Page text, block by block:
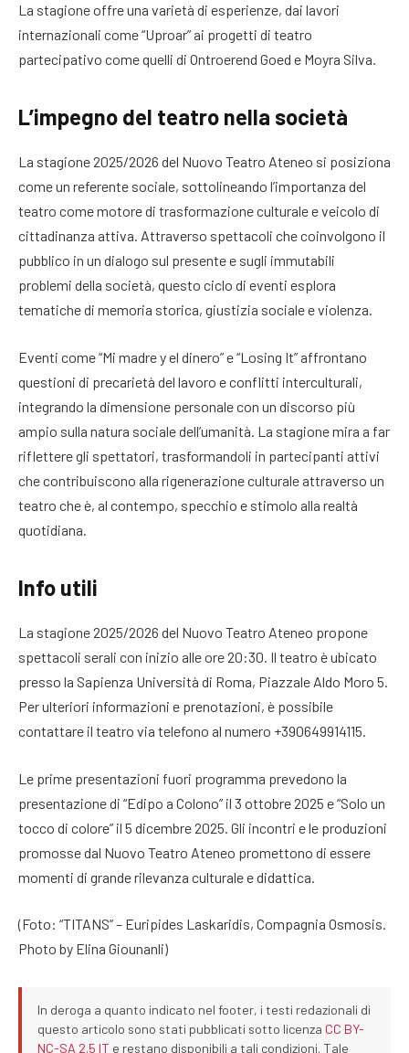
La stagione offre una varietà di esperienze, dai lavori
internazionali come “Uproar” ai progetti di teatro
partecipativo come quelli di Ontroerend Goed e Moyra Silva.
L’impegno del teatro nella società
La stagione 2025/2026 del Nuovo Teatro Ateneo si posiziona
come un referente sociale, sottolineando l’importanza del
teatro come motore di trasformazione culturale e veicolo di
cittadinanza attiva. Attraverso spettacoli che coinvolgono il
pubblico in un dialogo sul presente e sugli immutabili
problemi della società, questo ciclo di eventi esplora
tematiche di memoria storica, giustizia sociale e violenza.
Eventi come “Mi madre y el dinero” e “Losing It” affrontano
questioni di precarietà del lavoro e conflitti interculturali,
integrando la dimensione personale con un discorso più
ampio sulla natura sociale dell’umanità. La stagione mira a far
riflettere gli spettatori, trasformandoli in partecipanti attivi
che contribuiscono alla rigenerazione culturale attraverso un
teatro che è, al contempo, specchio e stimolo alla realtà
quotidiana.
Info utili
La stagione 2025/2026 del Nuovo Teatro Ateneo propone
spettacoli serali con inizio alle ore 20:30. Il teatro è ubicato
presso la Sapienza Università di Roma, Piazzale Aldo Moro 5.
Per ulteriori informazioni e prenotazioni, è possibile
contattare il teatro via telefono al numero +390649914115.
Le prime presentazioni fuori programma prevedono la
presentazione di “Edipo a Colono” il 3 ottobre 2025 e “Solo un
tocco di colore” il 5 dicembre 2025. Gli incontri e le produzioni
promosse dal Nuovo Teatro Ateneo promettono di essere
momenti di grande rilevanza culturale e didattica.
(Foto: “TITANS” – Euripides Laskaridis, Compagnia Osmosis.
Photo by Elina Giounanli)
In deroga a quanto indicato nel footer, i testi redazionali di
questo articolo sono stati pubblicati sotto licenza CC BY-
NC-SA 2.5 IT e restano disponibili a tali condizioni. Tale